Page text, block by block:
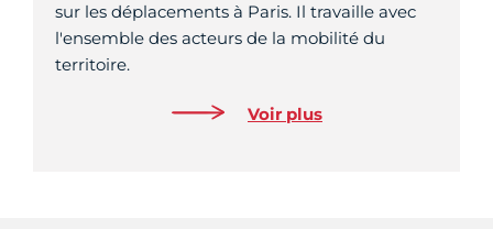
sur les déplacements à Paris. Il travaille avec
l'ensemble des acteurs de la mobilité du
territoire.
Voir plus